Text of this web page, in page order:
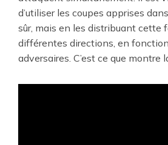
d’utiliser les coupes apprises
sûr, mais en les distribuant cette
différentes directions, en
adversaires. C’est ce que montre